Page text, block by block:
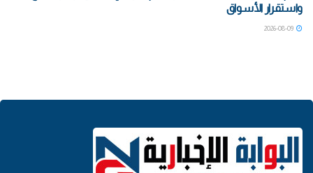
واستقرار الأسواق